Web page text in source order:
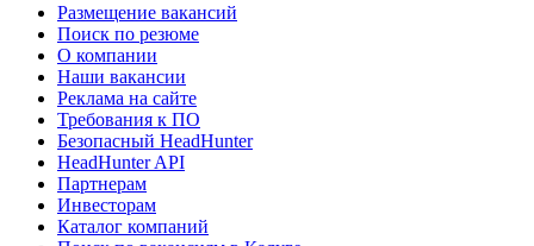
Размещение вакансий
Поиск по резюме
О компании
Наши вакансии
Реклама на сайте
Требования к ПО
Безопасный HeadHunter
HeadHunter API
Партнерам
Инвесторам
Каталог компаний